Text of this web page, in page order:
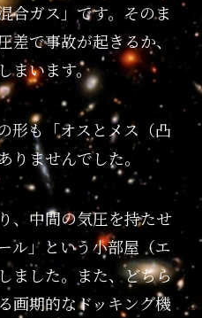
合ガス」です。そのま
差で事故が起きるか、
まいます。
形も「オスとメス（凸
りませんでした。
、中間の気圧を持たせ
ル」という小部屋（エ
ました。また、どちら
画期的なドッキング機